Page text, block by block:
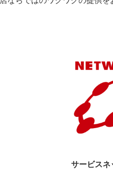
サービスネ